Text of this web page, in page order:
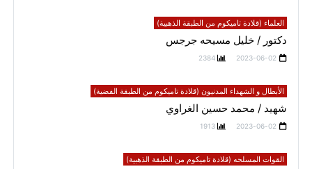
العلماء (قلادة تاميكوم من الطبقة الذهبية)
دكتور / خليل مسيحه جرجس
2023-06-02
2384
الأبطال و الشهداء المدنيون (قلادة تاميكوم من الطبقة الفضية)
شهيد / محمد حسين الغراوي
2023-06-02
1913
القوات المسلحه (قلادة تاميكوم من الطبقة الذهبية)